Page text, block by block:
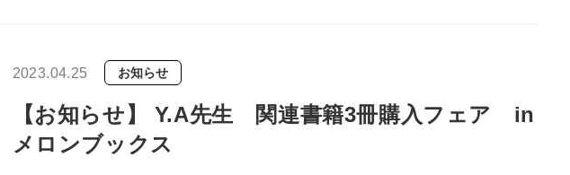
2023.04.25 お知らせ
【お知らせ】 Y.A先生 関連書籍3冊購入フェア in
メロンブックス